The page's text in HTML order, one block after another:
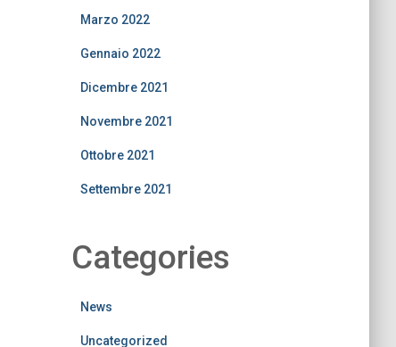
Marzo 2022
Gennaio 2022
Dicembre 2021
Novembre 2021
Ottobre 2021
Settembre 2021
Categories
News
Uncategorized